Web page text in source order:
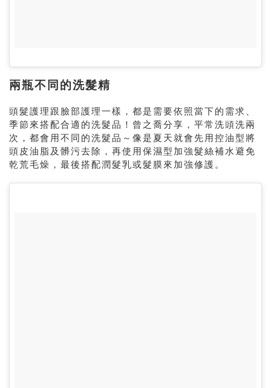
兩瓶不同的洗髮精
頭髮護理跟臉部護理一樣，都是需要依照當下的需求、
季節來搭配合適的洗髮品！曾之喬分享，平常洗頭洗兩
次，都會用不同的洗髮品～像是夏天就會先用控油型將
頭皮油脂及髒污去除，再使用保濕型加強髮絲補水避免
乾荒毛燥，最後搭配潤髮乳或髮膜來加強修護。